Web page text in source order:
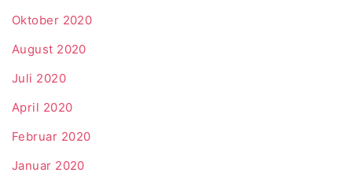
Oktober 2020
August 2020
Juli 2020
April 2020
Februar 2020
Januar 2020